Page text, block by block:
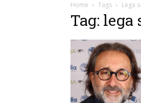
Home Tags Lega
Tag: